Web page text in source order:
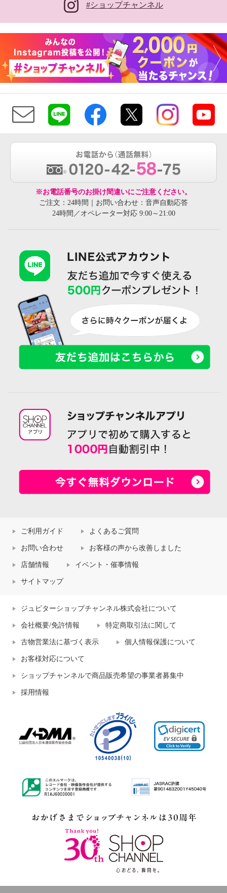
#ショップチャンネル
※お電話番号のお掛け間違いにご注意ください。
ご注文：24時間｜お問い合わせ：音声自動応答
24時間／オペレーター対応 9:00～21:00
ご利用ガイド よくあるご質問
お問い合わせ お客様の声から改善しました
店舗情報 イベント・催事情報
サイトマップ
ジュピターショップチャンネル株式会社について
会社概要/免許情報 特定商取引法に関して
古物営業法に基づく表示 個人情報保護について
お客様対応について
ショップチャンネルで商品販売希望の事業者募集中
採用情報